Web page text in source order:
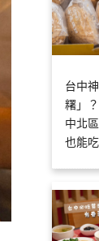
台中
糬」
中北
也能吃